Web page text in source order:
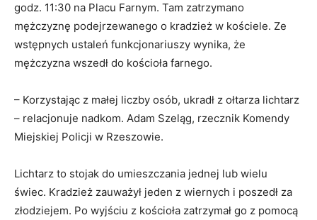
godz. 11:30 na Placu Farnym. Tam zatrzymano
mężczyznę podejrzewanego o kradzież w kościele. Ze
wstępnych ustaleń funkcjonariuszy wynika, że
mężczyzna wszedł do kościoła farnego.
– Korzystając z małej liczby osób, ukradł z ołtarza lichtarz
– relacjonuje nadkom. Adam Szeląg, rzecznik Komendy
Miejskiej Policji w Rzeszowie.
Lichtarz to stojak do umieszczania jednej lub wielu
świec. Kradzież zauważył jeden z wiernych i poszedł za
złodziejem. Po wyjściu z kościoła zatrzymał go z pomocą